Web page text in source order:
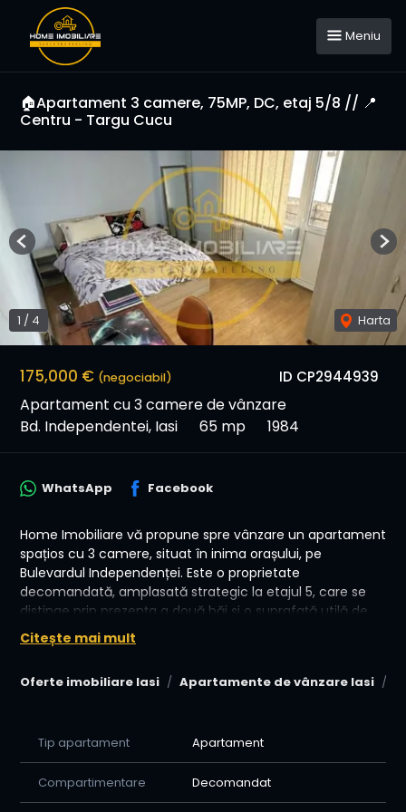
Meniu
🏠Apartament 3 camere, 75MP, DC, etaj 5/8 // 📍
Centru - Targu Cucu
ID CP2944939
175,000 € (negociabil)
Apartament cu 3 camere de vânzare
Bd. Independentei, Iasi
65 mp 1984
1 / 4 Harta
Previous
Oferte imobiliare Iasi Apartamente de vânzare Iasi
WhatsApp Facebook
Home Imobiliare vă propune spre vânzare un apartament
spațios cu 3 camere, situat în inima orașului, pe
Bulevardul Independenței. Este o proprietate
decomandată, amplasată strategic la etajul 5, care se
distinge prin prezența a două băi și o suprafață utilă de
68 mp, reprezentând o investiție solidă pe termen lung
într-una dintre cele mai sigure și valoroase zone din Iași.
📍 Locație: Bulevardul Independenței (Zonă Ultracentrală)
🔢 Etaj: 5 din 8
💰 Preț: 175.000 €
🌟 Puncte forte ale proprietății:
Citește mai mult
Tip apartament Apartament
Compartimentare Decomandat